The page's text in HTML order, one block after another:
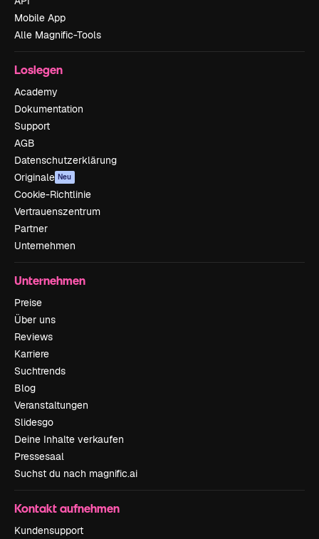
Mobile App
Alle Magnific-Tools
Loslegen
Academy
Dokumentation
Support
AGB
Datenschutzerklärung
Originale Neu
Cookie-Richtlinie
Vertrauenszentrum
Partner
Unternehmen
Unternehmen
Preise
Über uns
Reviews
Karriere
Suchtrends
Blog
Veranstaltungen
Slidesgo
Deine Inhalte verkaufen
Pressesaal
Suchst du nach magnific.ai
Kontakt aufnehmen
Kundensupport